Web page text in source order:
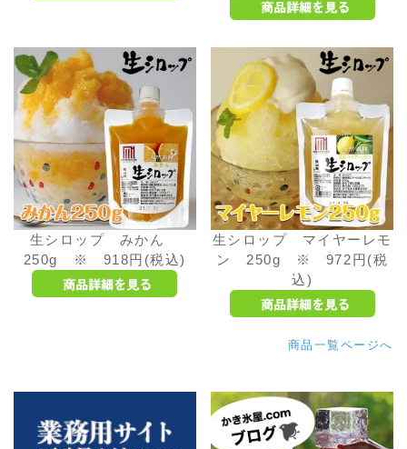
生シロップ みかん
250g ※ 918円(税込)
生シロップ マイヤーレモ
ン 250g ※ 972円(税
込)
商品一覧ページへ